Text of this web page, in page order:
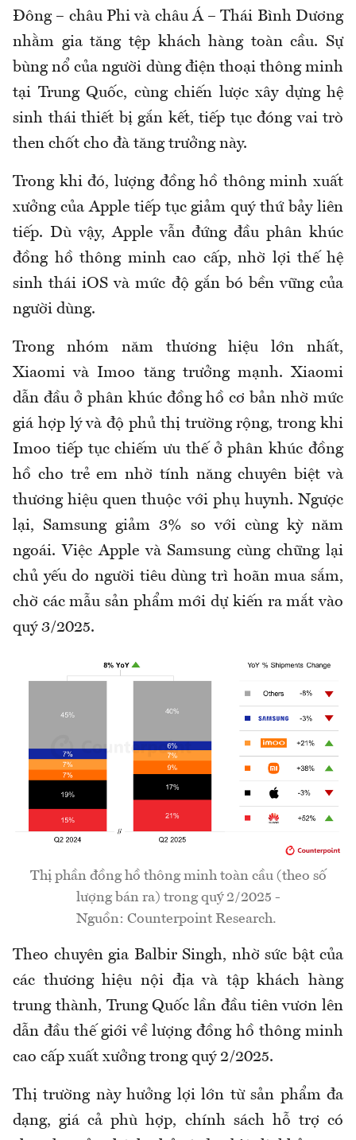
Đông – châu Phi và châu Á – Thái Bình Dương
nhằm gia tăng tệp khách hàng toàn cầu. Sự
bùng nổ của người dùng điện thoại thông minh
tại Trung Quốc, cùng chiến lược xây dựng hệ
sinh thái thiết bị gắn kết, tiếp tục đóng vai trò
then chốt cho đà tăng trưởng này.
Trong khi đó, lượng đồng hồ thông minh xuất
xưởng của Apple tiếp tục giảm quý thứ bảy liên
tiếp. Dù vậy, Apple vẫn đứng đầu phân khúc
đồng hồ thông minh cao cấp, nhờ lợi thế hệ
sinh thái iOS và mức độ gắn bó bền vững của
người dùng.
Trong nhóm năm thương hiệu lớn nhất,
Xiaomi và Imoo tăng trưởng mạnh. Xiaomi
dẫn đầu ở phân khúc đồng hồ cơ bản nhờ mức
giá hợp lý và độ phủ thị trường rộng, trong khi
Imoo tiếp tục chiếm ưu thế ở phân khúc đồng
hồ cho trẻ em nhờ tính năng chuyên biệt và
thương hiệu quen thuộc với phụ huynh. Ngược
lại, Samsung giảm 3% so với cùng kỳ năm
ngoái. Việc Apple và Samsung cùng chững lại
chủ yếu do người tiêu dùng trì hoãn mua sắm,
chờ các mẫu sản phẩm mới dự kiến ra mắt vào
quý 3/2025.
Thị phần đồng hồ thông minh toàn cầu (theo số
lượng bán ra) trong quý 2/2025 -
Nguồn: Counterpoint Research.
Theo chuyên gia Balbir Singh, nhờ sức bật của
các thương hiệu nội địa và tập khách hàng
trung thành, Trung Quốc lần đầu tiên vươn lên
dẫn đầu thế giới về lượng đồng hồ thông minh
cao cấp xuất xưởng trong quý 2/2025.
Thị trường này hưởng lợi lớn từ sản phẩm đa
dạng, giá cả phù hợp, chính sách hỗ trợ có